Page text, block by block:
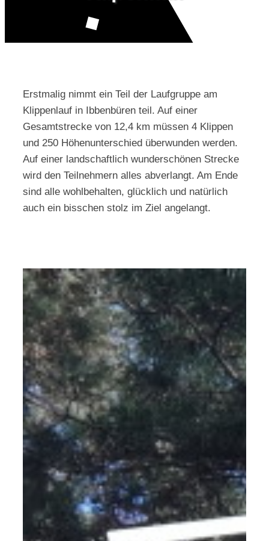
Kontakt
Erstmalig nimmt ein Teil der Laufgruppe am
Klippenlauf in Ibbenbüren teil. Auf einer
Gesamtstrecke von 12,4 km müssen 4 Klippen
und 250 Höhenunterschied überwunden werden.
Auf einer landschaftlich wunderschönen Strecke
wird den Teilnehmern alles abverlangt. Am Ende
sind alle wohlbehalten, glücklich und natürlich
auch ein bisschen stolz im Ziel angelangt.